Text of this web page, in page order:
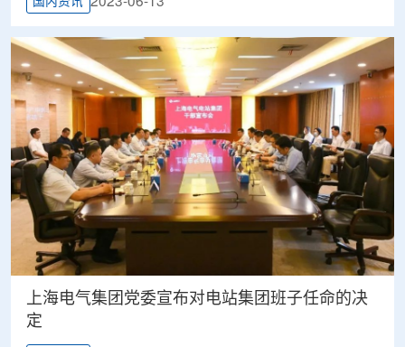
上海电气集团党委宣布对电站集团班子任命的决
定